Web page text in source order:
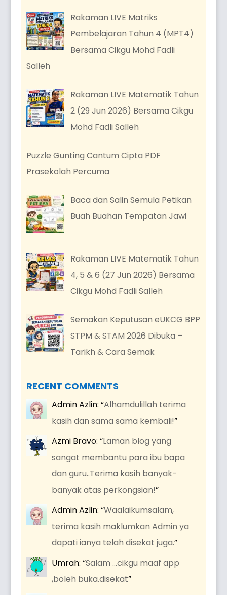
Rakaman LIVE Matriks
Pembelajaran Tahun 4 (MPT4)
Bersama Cikgu Mohd Fadli
Salleh
Rakaman LIVE Matematik Tahun
2 (29 Jun 2026) Bersama Cikgu
Mohd Fadli Salleh
Puzzle Gunting Cantum Cipta PDF
Prasekolah Percuma
Baca dan Salin Semula Petikan
Buah Buahan Tempatan Jawi
Rakaman LIVE Matematik Tahun
4, 5 & 6 (27 Jun 2026) Bersama
Cikgu Mohd Fadli Salleh
Semakan Keputusan eUKCG BPP
STPM & STAM 2026 Dibuka –
Tarikh & Cara Semak
RECENT COMMENTS
Admin Azlin: “Alhamdulillah terima
kasih dan sama sama kembali!”
Azmi Bravo: “Laman blog yang
sangat membantu para ibu bapa
dan guru..Terima kasih banyak-
banyak atas perkongsian!”
Admin Azlin: “Waalaikumsalam,
terima kasih maklumkan Admin ya
dapati ianya telah disekat juga.”
Umrah: “Salam …cikgu maaf app
,boleh buka.disekat”